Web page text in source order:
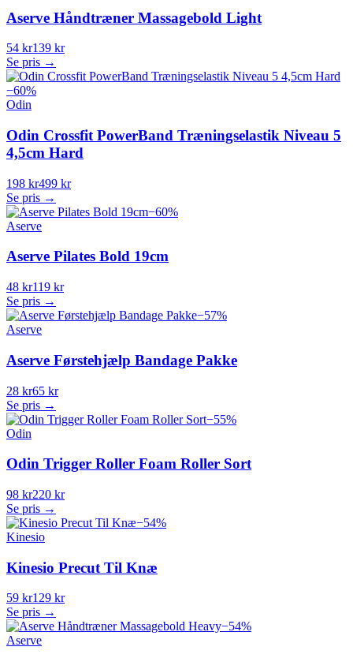
Aserve Håndtræner Massagebold Light
54 kr139 kr
Se pris →
−60%
Odin
Odin Crossfit PowerBand Træningselastik Niveau 5
4,5cm Hard
198 kr499 kr
Se pris →
−60%
Aserve
Aserve Pilates Bold 19cm
48 kr119 kr
Se pris →
−57%
Aserve
Aserve Førstehjælp Bandage Pakke
28 kr65 kr
Se pris →
−55%
Odin
Odin Trigger Roller Foam Roller Sort
98 kr220 kr
Se pris →
−54%
Kinesio
Kinesio Precut Til Knæ
59 kr129 kr
Se pris →
−54%
Aserve